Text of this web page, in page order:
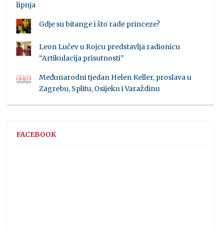
lipnja
Gdje su bitange i što rade princeze?
Leon Lučev u Rojcu predstavlja radionicu
“Artikulacija prisutnosti”
Međunarodni tjedan Helen Keller, proslava u
Zagrebu, Splitu, Osijeku i Varaždinu
FACEBOOK